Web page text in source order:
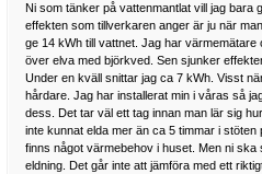
Ni som tänker på vattenmantlat vill jag bara
effekten som tillverkaren anger är ju när
ge 14 kWh till vattnet. Jag har
över elva med björkved. Sen sjunker
Under en kväll snittar jag ca 7 kWh. Visst
hårdare. Jag har installerat min i våras så
dess. Det tar väl ett tag innan man lär sig
inte kunnat elda mer än ca 5 timmar i stöten
finns något värmebehov i huset. Men ni
eldning. Det går inte att jämföra med ett